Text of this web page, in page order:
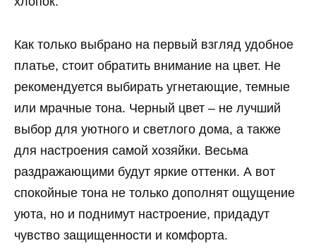
Как только выбрано на первый взгляд удобное
платье, стоит обратить внимание на цвет. Не
рекомендуется выбирать угнетающие, темные
или мрачные тона. Черный цвет – не лучший
выбор для уютного и светлого дома, а также
для настроения самой хозяйки. Весьма
раздражающими будут яркие оттенки. А вот
спокойные тона не только дополнят ощущение
уюта, но и поднимут настроение, придадут
чувство защищенности и комфорта.